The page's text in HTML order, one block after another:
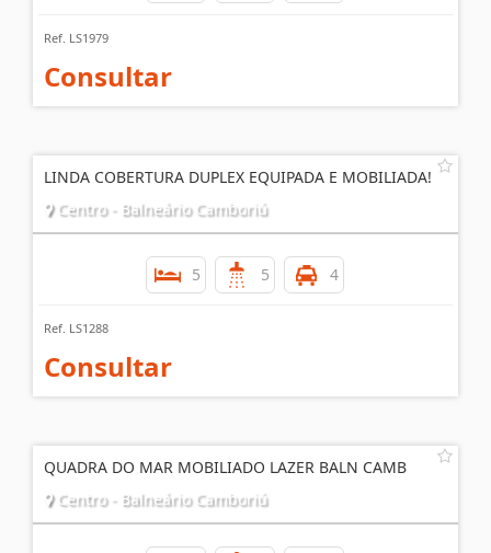
Ref. LS1979
Consultar
LINDA COBERTURA DUPLEX EQUIPADA E MOBILIADA!
Centro - Balneário Camboriú
5 5 4
Ref. LS1288
Consultar
QUADRA DO MAR MOBILIADO LAZER BALN CAMB
Centro - Balneário Camboriú